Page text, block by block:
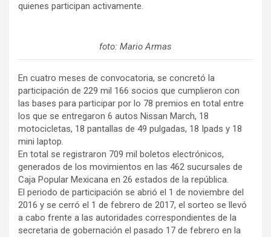
quienes participan activamente.
foto: Mario Armas
En cuatro meses de convocatoria, se concretó la
participación de 229 mil 166 socios que cumplieron con
las bases para participar por lo 78 premios en total entre
los que se entregaron 6 autos Nissan March, 18
motocicletas, 18 pantallas de 49 pulgadas, 18 Ipads y 18
mini laptop.
En total se registraron 709 mil boletos electrónicos,
generados de los movimientos en las 462 sucursales de
Caja Popular Mexicana en 26 estados de la república.
El periodo de participación se abrió el 1 de noviembre del
2016 y se cerró el 1 de febrero de 2017, el sorteo se llevó
a cabo frente a las autoridades correspondientes de la
secretaria de gobernación el pasado 17 de febrero en la